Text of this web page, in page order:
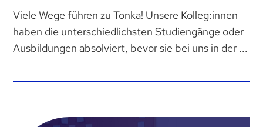
Viele Wege führen zu Tonka! Unsere Kolleg:innen
haben die unterschiedlichsten Studiengänge oder
Ausbildungen absolviert, bevor sie bei uns in der ...